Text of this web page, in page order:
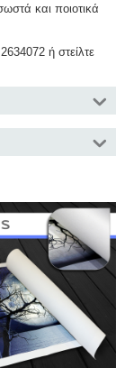
και ποιοτικά
ή στείλτε